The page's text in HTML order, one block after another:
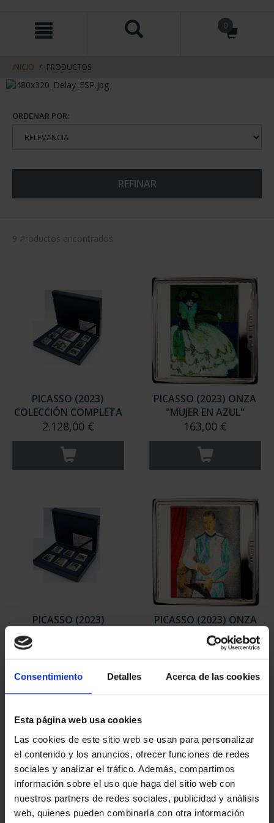
Consentimiento Detalles Acerca de las cookies
Esta página web usa cookies
Las cookies de este sitio web se usan para personalizar
el contenido y los anuncios, ofrecer funciones de redes
sociales y analizar el tráfico. Además, compartimos
información sobre el uso que haga del sitio web con
nuestros partners de redes sociales, publicidad y análisis
web, quienes pueden combinarla con otra información
contenido
navegacin
0
INICIO PRODUCTOS
ORDENAR POR:
REFINAR
9 Productos encontrados
PICASSO (2023)
COLECCIÓN COMPLETA
2.128,00 €
PICASSO (2023) ONZA
"MUJER EN AZUL"
163,00 €
PICASSO (2023)
COLECCIÓN 6 ONZAS
PICASSO (2023) ONZA
"ARLEQUÍN (LEÓNIDE)"
163,00 €